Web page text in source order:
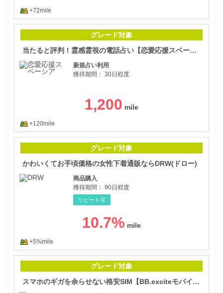
+72mile
グレード対象
当たると評判！霊感霊視の電話占い【恋愛応援スペーシア】
新規占い利用
獲得期間： 30日程度
1,200
+120mile
グレード対象
かわいくてお手頃価格の女性下着通販ならDRW(ドロー)
商品購入
獲得期間： 90日程度
リピート可
10.7%
+5%mile
グレード対象
スマホのギガを余らせない格安SIM【BB.exciteモバイル】